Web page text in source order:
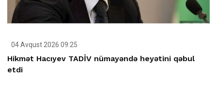
04 Avqust 2026 09:25
Hikmət Hacıyev TADİV nümayəndə heyətini qəbul
etdi